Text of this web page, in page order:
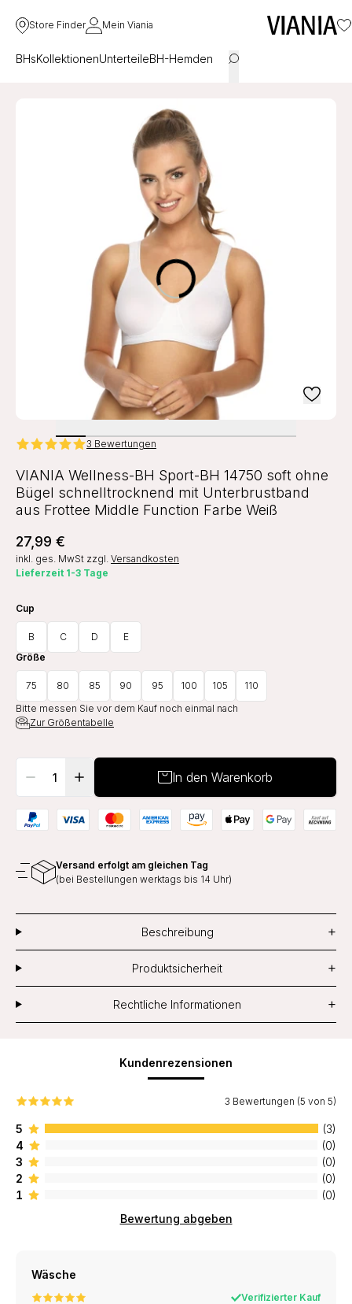
Store Finder Mein Viania
BHsKollektionenUnterteileBH-Hemden
3 Bewertungen
VIANIA Wellness-BH Sport-BH 14750 soft ohne
Bügel schnelltrocknend mit Unterbrustband
aus Frottee Middle Function Farbe Weiß
27,99 €
inkl. ges. MwSt zzgl. Versandkosten
Lieferzeit 1-3 Tage
Cup
B C D
E
Größe
75 80 85 90 95 100 105
110
Bitte messen Sie vor dem Kauf noch einmal nach
Zur Größentabelle
In den Warenkorb
Versand erfolgt am gleichen Tag
(bei Bestellungen werktags bis 14 Uhr)
Beschreibung +
Produktsicherheit +
Rechtliche Informationen +
Kundenrezensionen
3 Bewertungen (5 von 5)
5
(3)
4
(0)
3
(0)
2
(0)
1
(0)
Bewertung abgeben
Wäsche
Verifizierter Kauf